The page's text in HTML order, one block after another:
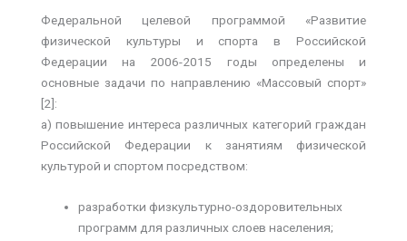
Федеральной целевой программой «Развитие
физической культуры и спорта в Российской
Федерации на 2006-2015 годы определены и
основные задачи по направлению «Массовый спорт»
[2]:
а) повышение интереса различных категорий граждан
Российской Федерации к занятиям физической
культурой и спортом посредством:
разработки физкультурно-оздоровительных
программ для различных слоев населения;